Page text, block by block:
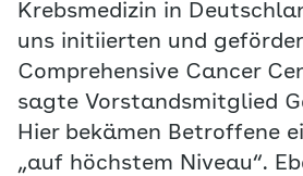
Krebsmedizin in
uns initiierten und
Comprehensive Cancer
sagte Vorstandsmitglied
Hier bekämen Betroffene
„auf höchstem Niveau“.